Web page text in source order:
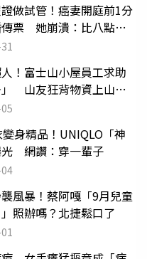
做試管！癌妻開庭前1分
票 她崩潰：比八點檔
！富士山小屋員工求助
」 山友狂背物資上山：
島
身精品！UNIQLO「神
光 網讚：穿一輩子
風暴！蔡阿嘎「9月兒童
照辦嗎？北捷鬆口了